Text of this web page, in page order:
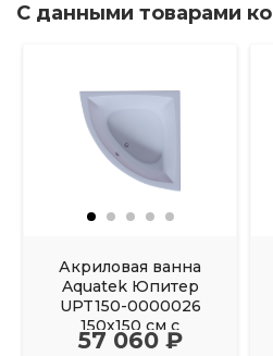
С данными товарами
Акриловая ванна
Aquatek Юпитер
UPT150-0000026
150х150 см с
фронтальным
57 060 ₽